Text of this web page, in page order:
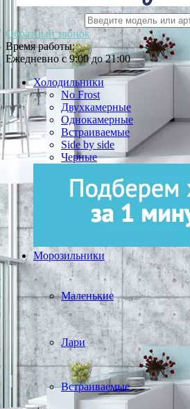
Обратный звонок
Время работы:
Ежедневно с 9:00 до 21:00
Холодильники
No Frost
Двухкамерные
Однокамерные
Встраиваемые
Side by side
Черные
Морозильники
Маленькие
Лари
Встраиваемые